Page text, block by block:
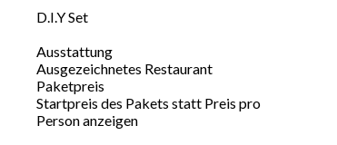
D.I.Y Set
Ausstattung
Ausgezeichnetes Restaurant
Paketpreis
Startpreis des Pakets statt Preis pro
Person anzeigen